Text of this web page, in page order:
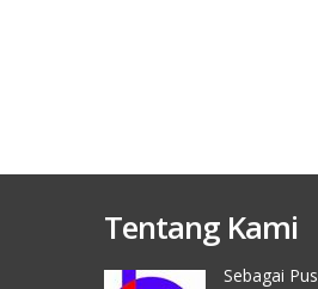
Tentang Kami
Sebagai